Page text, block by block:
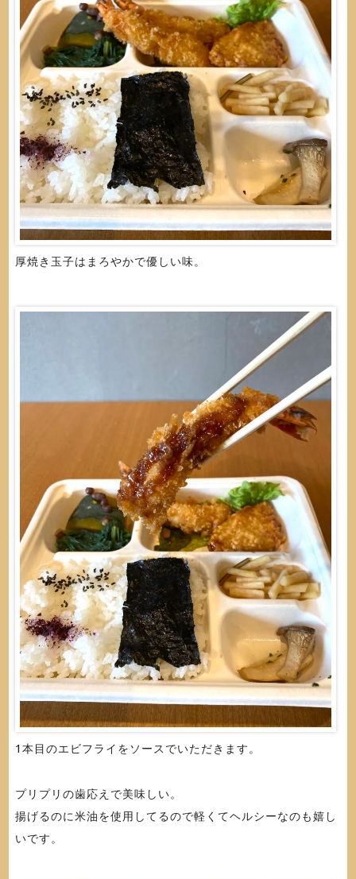
厚焼き玉子はまろやかで優しい味。
1本目のエビフライをソースでいただきます。
プリプリの歯応えで美味しい。
揚げるのに米油を使用してるので軽くてヘルシーなのも嬉し
いです。